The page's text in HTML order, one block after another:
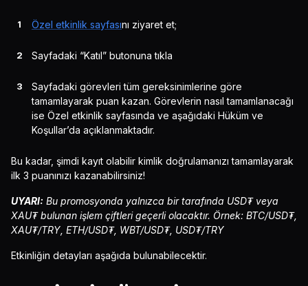
Özel etkinlik sayfasını ziyaret et;
Sayfadaki “Katıl” butonuna tıkla
Sayfadaki görevleri tüm gereksinimlerine göre
tamamlayarak puan kazan. Görevlerin nasıl tamamlanacağı
ise Özel etkinlik sayfasında ve aşağıdaki Hüküm ve
Koşullar’da açıklanmaktadır.
Bu kadar, şimdi kayıt olabilir kimlik doğrulamanızı tamamlayarak
ilk 3 puanınızı kazanabilirsiniz!
UYARI: Bu promosyonda yalnızca bir tarafında USD₮ veya
XAU₮ bulunan işlem çiftleri geçerli olacaktır. Örnek: BTC/USD₮,
XAU₮/TRY, ETH/USD₮, WBT/USD₮, USD₮/TRY
Etkinliğin detayları aşağıda bulunabilecektir.